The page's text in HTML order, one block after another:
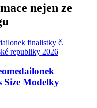
nejen ze
Size Modelky